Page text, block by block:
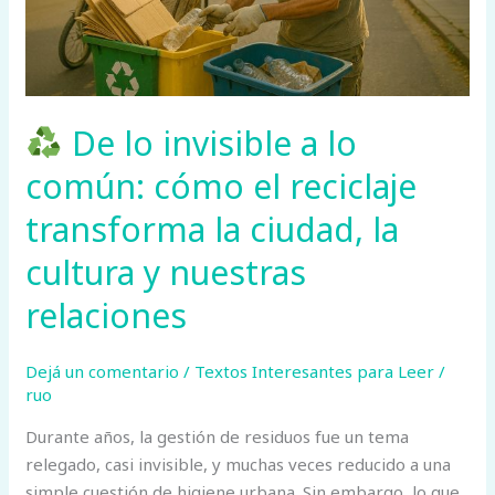
De lo invisible a lo
común: cómo el reciclaje
transforma la ciudad, la
cultura y nuestras
relaciones
Dejá un comentario / Textos Interesantes para Leer /
ruo
Durante años, la gestión de residuos fue un tema
relegado, casi invisible, y muchas veces reducido a una
común:
cómo
transforma
la
ciudad,
la
cultura
y
nuestras
relaciones